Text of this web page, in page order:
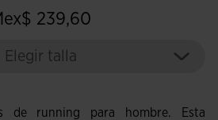
239,60
Elegir talla
de running para hombre. Esta